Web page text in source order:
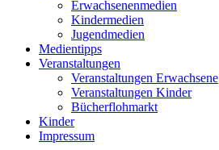
Erwachsenenmedien
Kindermedien
Jugendmedien
Medientipps
Veranstaltungen
Veranstaltungen Erwachsene
Veranstaltungen Kinder
Bücherflohmarkt
Kinder
Impressum